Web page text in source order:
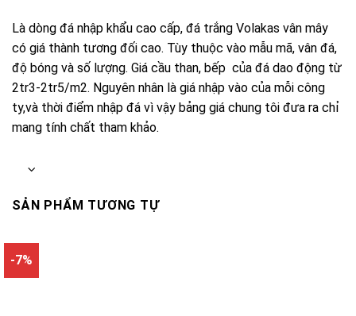
Là dòng đá nhập khẩu cao cấp, đá trắng Volakas vân mây
có giá thành tương đối cao. Tùy thuộc vào mẫu mã, vân đá,
độ bóng và số lượng. Giá cầu than, bếp của đá dao động từ
2tr3-2tr5/m2. Nguyên nhân là giá nhập vào của mỗi công
ty,và thời điểm nhập đá vì vậy bảng giá chung tôi đưa ra chỉ
mang tính chất tham khảo.
SẢN PHẨM TƯƠNG TỰ
-7%